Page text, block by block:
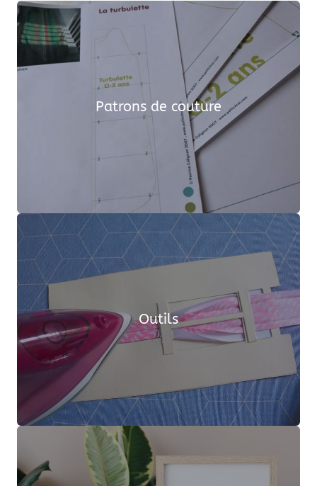
Patrons de couture
Outils